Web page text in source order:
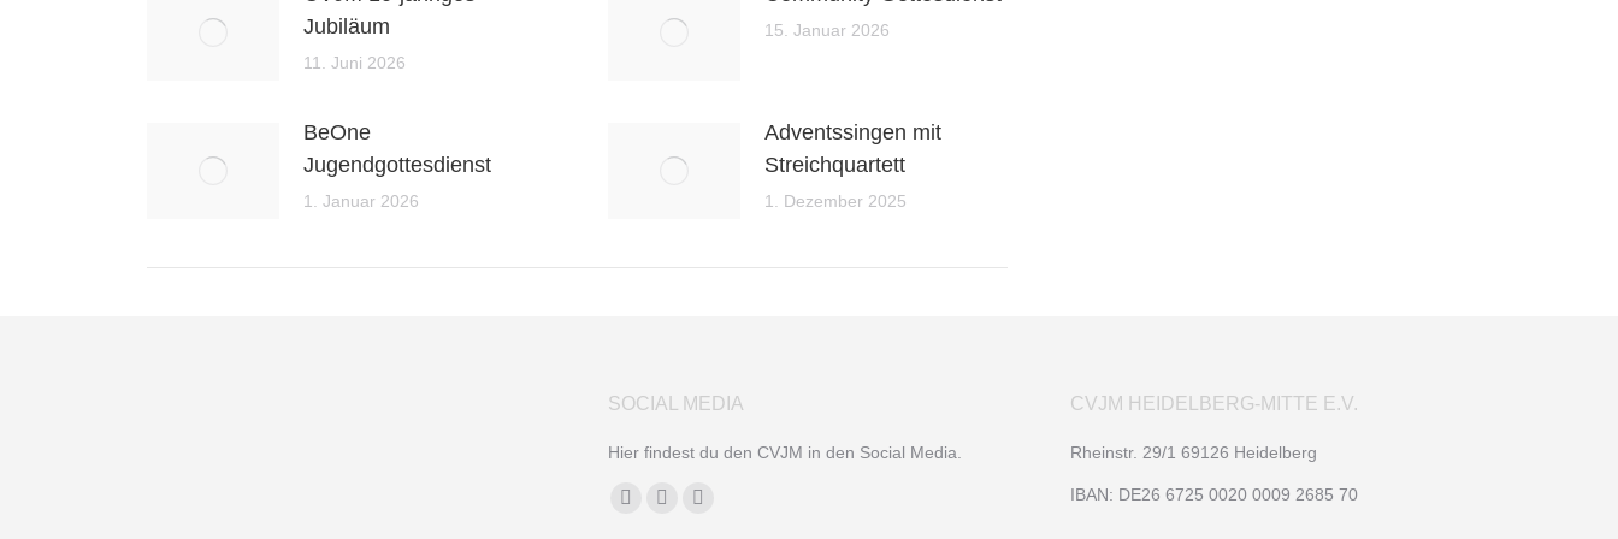
Jubiläum
11. Juni 2026
15. Januar 2026
BeOne
Jugendgottesdienst
1. Januar 2026
Adventssingen mit
Streichquartett
1. Dezember 2025
SOCIAL MEDIA
Hier findest du den CVJM in den Social Media.
Finden Sie uns auf:
CVJM HEIDELBERG-MITTE E.V.
Rheinstr. 29/1 69126 Heidelberg
IBAN: DE26 6725 0020 0009 2685 70